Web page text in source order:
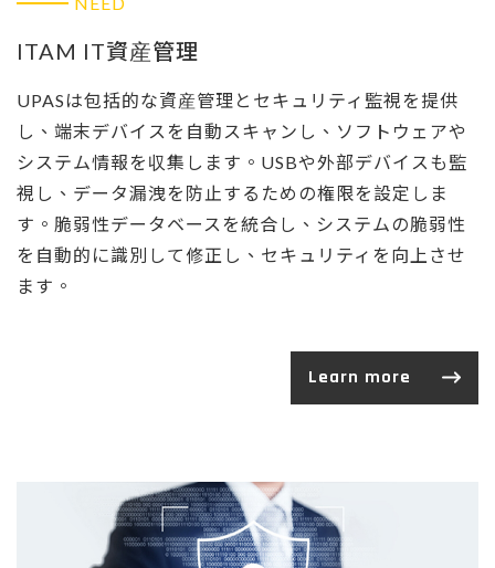
ITAM IT資産管理
UPASは包括的な資産管理とセキュリティ監視を提供
し、端末デバイスを自動スキャンし、ソフトウェアや
システム情報を収集します。USBや外部デバイスも監
視し、データ漏洩を防止するための権限を設定しま
す。脆弱性データベースを統合し、システムの脆弱性
を自動的に識別して修正し、セキュリティを向上させ
ます。
Learn more